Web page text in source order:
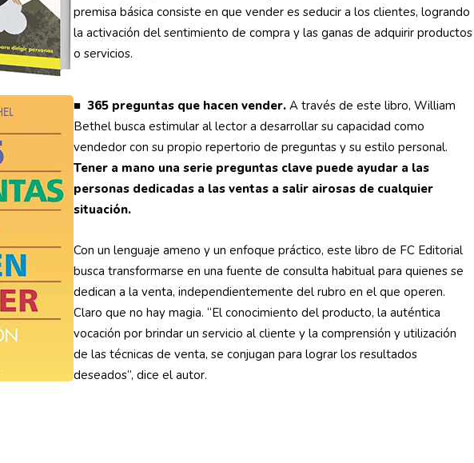
premisa básica consiste en que vender es seducir a los clientes, logrando
la activación del sentimiento de compra y las ganas de adquirir productos
o servicios.
■ 365 preguntas que hacen vender.A través de este libro, William
Bethel busca estimular al lector a desarrollar su capacidad como
vendedor con su propio repertorio de preguntas y su estilo personal.
Tener a mano una serie preguntas clave puede ayudar a las
personas dedicadas a las ventas a salir airosas de cualquier
situación.
Con un lenguaje ameno y un enfoque práctico, este libro de FC Editorial
busca transformarse en una fuente de consulta habitual para quienes se
dedican a la venta, independientemente del rubro en el que operen.
Claro que no hay magia. “El conocimiento del producto, la auténtica
vocación por brindar un servicio al cliente y la comprensión y utilización
de las técnicas de venta, se conjugan para lograr los resultados
deseados”, dice el autor.